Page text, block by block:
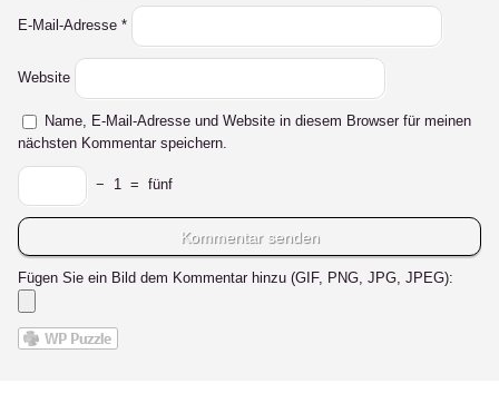
E-Mail-Adresse *
Website
Name, E-Mail-Adresse und Website in diesem Browser für meinen
nächsten Kommentar speichern.
− 1 = fünf
Fügen Sie ein Bild dem Kommentar hinzu (GIF, PNG, JPG, JPEG):